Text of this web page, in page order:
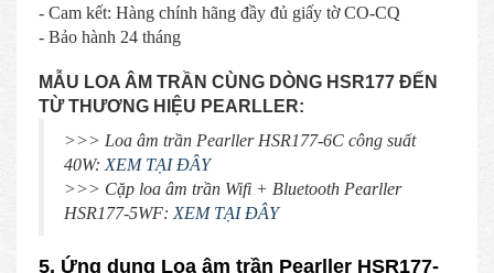
- Cam kết: Hàng chính hãng đầy đủ giấy tờ CO-CQ
- Bảo hành 24 tháng
MẪU LOA ÂM TRẦN CÙNG DÒNG HSR177 ĐẾN
TỪ THƯƠNG HIỆU PEARLLER:
>>> Loa âm trần Pearller HSR177-6C công suất
40W: XEM TẠI ĐÂY
>>> Cặp loa âm trần Wifi + Bluetooth Pearller
HSR177-5WF: XEM TẠI ĐÂY
5. Ứng dụng Loa âm trần Pearller HSR177-